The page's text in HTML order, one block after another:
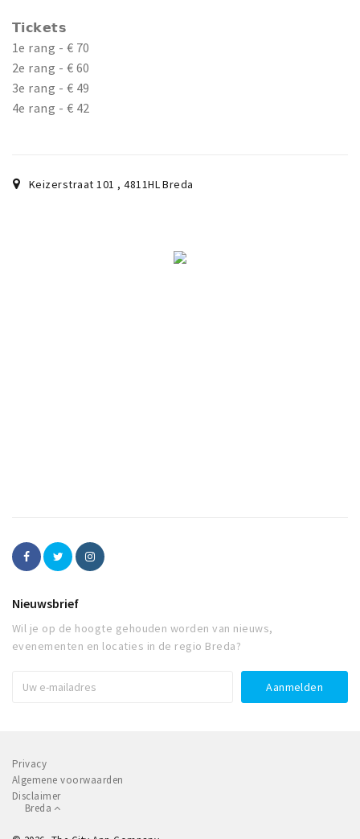
𝗧𝗶𝗰𝗸𝗲𝘁𝘀
1e rang - € 70
2e rang - € 60
3e rang - € 49
4e rang - € 42
Keizerstraat 101 ,4811HLBreda
Nieuwsbrief
Wil je op de hoogte gehouden worden van nieuws,
evenementen en locaties in de regio Breda?
Privacy
Algemene voorwaarden
Disclaimer
Breda